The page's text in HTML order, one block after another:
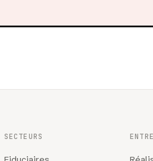
SECTEURS